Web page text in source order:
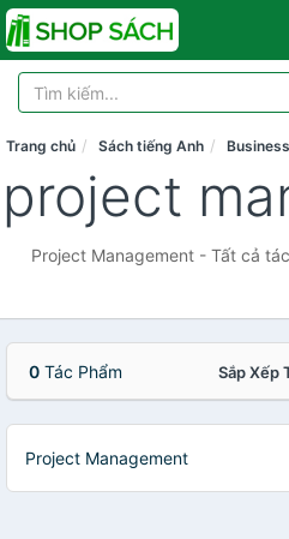
Trang chủ Sách tiếng Anh
project
Project Management - Tất cả
0 Tác Phẩm Sắp Xếp
Project Management